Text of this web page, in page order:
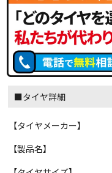
■タイヤ詳細
【タイヤメーカー】
【製品名】